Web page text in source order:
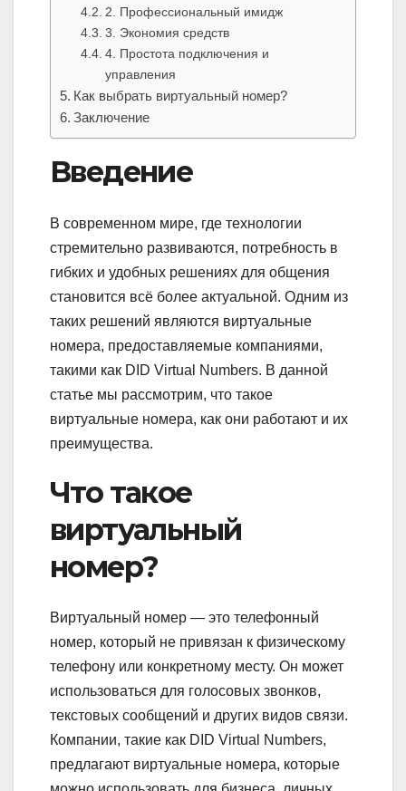
2. Профессиональный имидж
3. Экономия средств
4. Простота подключения и
управления
Как выбрать виртуальный номер?
Заключение
Введение
В современном мире, где технологии
стремительно развиваются, потребность в
гибких и удобных решениях для общения
становится всё более актуальной. Одним из
таких решений являются виртуальные
номера, предоставляемые компаниями,
такими как DID Virtual Numbers. В данной
статье мы рассмотрим, что такое
виртуальные номера, как они работают и их
преимущества.
Что такое
виртуальный
номер?
Виртуальный номер — это телефонный
номер, который не привязан к физическому
телефону или конкретному месту. Он может
использоваться для голосовых звонков,
текстовых сообщений и других видов связи.
Компании, такие как DID Virtual Numbers,
предлагают виртуальные номера, которые